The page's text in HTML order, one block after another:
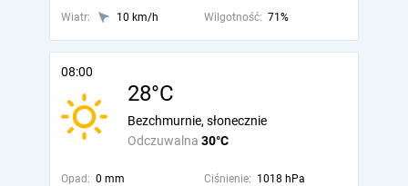
Wiatr: 10 km/h Wilgotność: 71%
08:00
28°C
Odczuwalna 30°C
Bezchmurnie, słonecznie
Opad: 0 mm Ciśnienie: 1018 hPa